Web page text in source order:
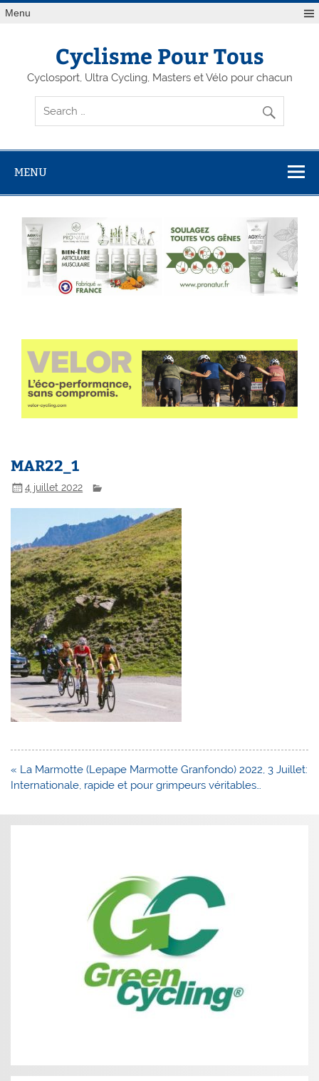
Menu
Cyclisme Pour Tous
Cyclosport, Ultra Cycling, Masters et Vélo pour chacun
MENU
MAR22_1
4 juillet 2022
Navigation
de
« La Marmotte (Lepape Marmotte Granfondo) 2022, 3 Juillet:
Internationale, rapide et pour grimpeurs véritables…